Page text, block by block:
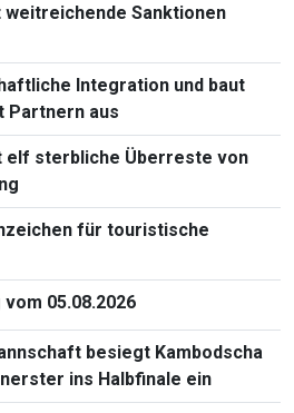
weitreichende Sanktionen
Integration und baut
Partnern aus
elf sterbliche Überreste von
für touristische
05.08.2026
besiegt Kambodscha
ins Halbfinale ein